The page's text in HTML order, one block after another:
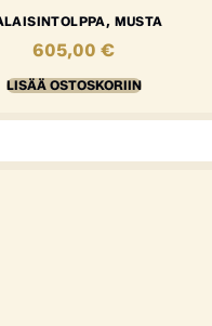
MUSTA
605,00€
LISÄÄ OSTOSKORIIN